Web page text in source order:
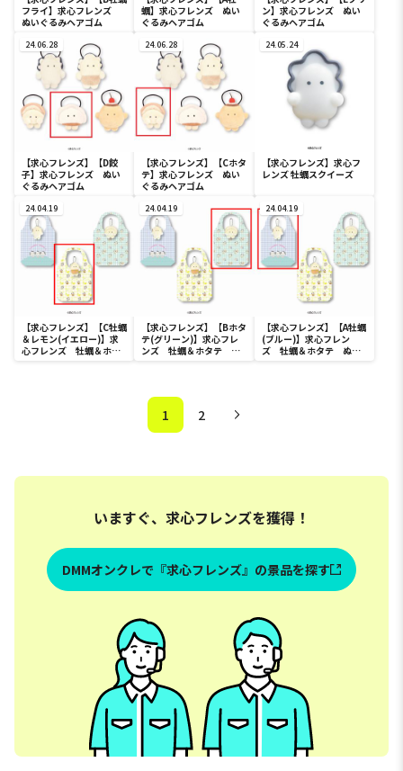
フライ】求心フレンズ
ぬいぐるみヘアゴム
蠣】求心フレンズ ぬい
ぐるみヘアゴム
ン】求心フレンズ ぬい
ぐるみヘアゴム
24.06.28
【求心フレンズ】【D餃
子】求心フレンズ ぬい
ぐるみヘアゴム
24.06.28
【求心フレンズ】【Cホタ
テ】求心フレンズ ぬい
ぐるみヘアゴム
24.05.24
【求心フレンズ】求心フ
レンズ 牡蠣スクイーズ
24.04.19
【求心フレンズ】【C牡蠣
＆レモン(イエロー)】求
心フレンズ 牡蠣＆ホタ
24.04.19
【求心フレンズ】【Bホタ
テ(グリーン)】求心フレ
ンズ 牡蠣＆ホタテ ぬ
24.04.19
【求心フレンズ】【A牡蠣
(ブルー)】求心フレン
ズ 牡蠣＆ホタテ ぬい
1 2
いますぐ、求心フレンズを獲得！
DMMオンクレで『求心フレンズ』の景品を探す